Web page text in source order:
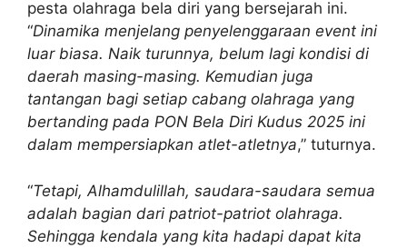
pesta olahraga bela diri yang bersejarah ini.
“Dinamika menjelang penyelenggaraan event ini
luar biasa. Naik turunnya, belum lagi kondisi di
daerah masing-masing. Kemudian juga
tantangan bagi setiap cabang olahraga yang
bertanding pada PON Bela Diri Kudus 2025 ini
dalam mempersiapkan atlet-atletnya,” tuturnya.
“Tetapi, Alhamdulillah, saudara-saudara semua
adalah bagian dari patriot-patriot olahraga.
Sehingga kendala yang kita hadapi dapat kita